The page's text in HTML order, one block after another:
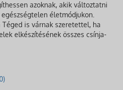
azoknak, akik változtatni
életmódjukon.
is várnak szeretettel, ha
elkészítésének összes csínja-